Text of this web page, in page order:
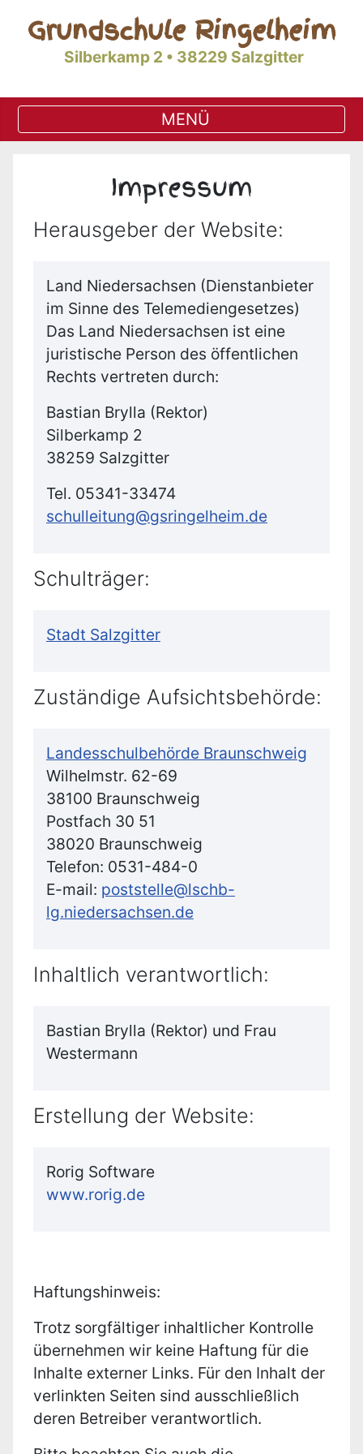
Grundschule Ringelheim
Silberkamp 2 • 38229 Salzgitter
Impressum
Herausgeber der Website:
Land Niedersachsen (Dienstanbieter
im Sinne des Telemediengesetzes)
Das Land Niedersachsen ist eine
juristische Person des öffentlichen
Rechts vertreten durch:
Bastian Brylla (Rektor)
Silberkamp 2
38259 Salzgitter
Tel. 05341-33474
schulleitung@gsringelheim.de
Schulträger:
Stadt Salzgitter
Zuständige Aufsichtsbehörde:
Landesschulbehörde Braunschweig
Wilhelmstr. 62-69
38100 Braunschweig
Postfach 30 51
38020 Braunschweig
Telefon: 0531-484-0
E-mail: poststelle@lschb-
lg.niedersachsen.de
Inhaltlich verantwortlich:
Bastian Brylla (Rektor) und Frau
Westermann
Erstellung der Website:
Rorig Software
www.rorig.de
Haftungshinweis:
Trotz sorgfältiger inhaltlicher Kontrolle
übernehmen wir keine Haftung für die
Inhalte externer Links. Für den Inhalt der
verlinkten Seiten sind ausschließlich
deren Betreiber verantwortlich.